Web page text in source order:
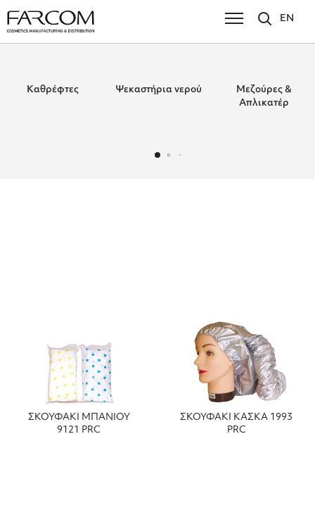
EN
Καθρέφτες Ψεκαστήρια νερού
Μεζούρες &
Απλικατέρ
ΣΚΟΥΦΑΚΙ ΜΠΑΝΙΟΥ
9121 PRC
ΣΚΟΥΦΑΚΙ ΚΑΣΚΑ 1993
PRC